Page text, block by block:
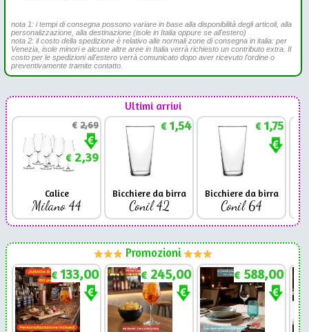
nota 1: i tempi di consegna possono variare in base alla disponibilità degli articoli, alla
personalizzazione, alla destinazione (isole in Italia oppure se all'estero)
nota 2: il costo della spedizione è relativo alle normali zone di consegna in italia: per
Venezia, isole minori e alcune altre aree in Italia verrà richiesto un contributo extra. Il
costo per le spedizioni all'estero verrà comunicato dopo aver ricevuto l'ordine o
preventivamente tramite contatto.
Ultimi arrivi
€2,69
€2,39
Calice
Milano 44
€1,54
Bicchiere da birra
Conil 42
€1,75
Bicchiere da birra
Conil 64
Promozioni
€ 133,00 € 245,00 € 588,00